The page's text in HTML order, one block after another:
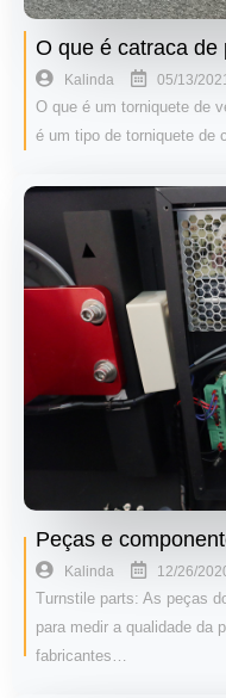
O que é catraca de
Kalinda 05/13/
O que é um torniquete de
é um tipo de torniquete de
Peças e
Kalinda 12/26/
Turnstile parts: As peças
para medir a qualidade da
fabricantes…